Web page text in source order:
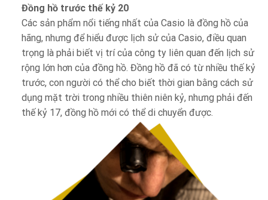
Đồng hồ trước thế kỷ 20
Các sản phẩm nổi tiếng nhất của Casio là đồng hồ của
hãng, nhưng để hiểu được lịch sử của Casio, điều quan
trọng là phải biết vị trí của công ty liên quan đến lịch sử
rộng lớn hơn của đồng hồ. Đồng hồ đã có từ nhiều thế kỷ
trước, con người có thể cho biết thời gian bằng cách sử
dụng mặt trời trong nhiều thiên niên kỷ, nhưng phải đến
thế kỷ 17, đồng hồ mới có thể di chuyển được.